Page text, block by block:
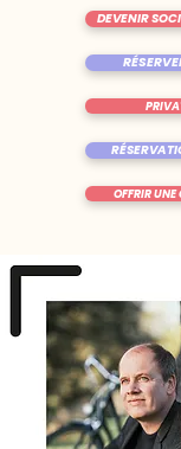
OFFRIR
DEVENIR